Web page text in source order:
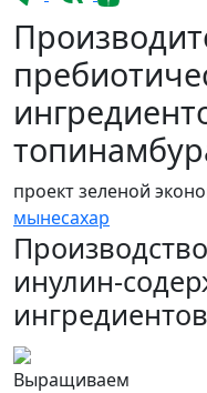
проект зеленой
мынесахар
инулин-
Выращиваем